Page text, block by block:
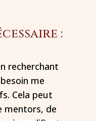
:
recherchant
me
Cela peut
mentors, de